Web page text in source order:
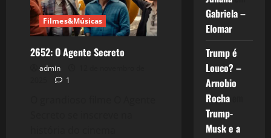
movimento
contra
a
Democracia
–
Produto
das
Filmes&Músicas
2652: O Agente Secreto
admin
1
Gabriela –
Elomar
Trump é
Louco? –
Arnobio
Rochaem
Trump-
Musk e a